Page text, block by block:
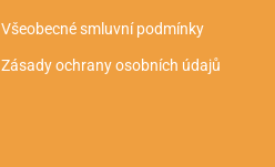
Všeobecné smluvní podmínky
Zásady ochrany osobních údajů